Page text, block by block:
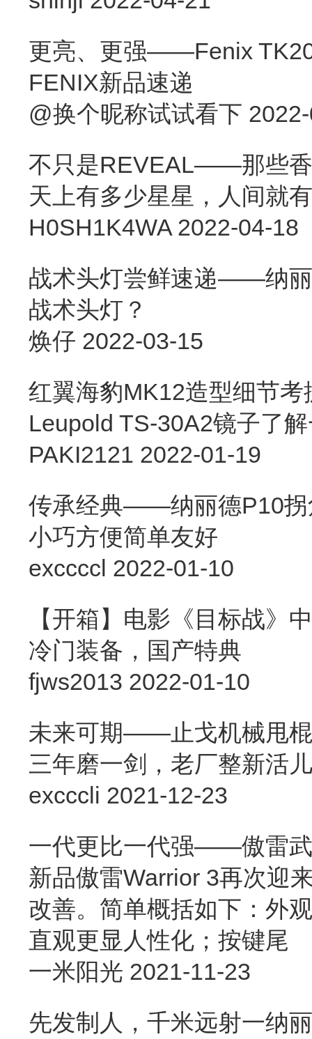
更亮、更强——Fenix
FENIX新品速递
@换个昵称试试看下
不只是REVEAL——那些香
天上有多少星星，人间就
H0SH1K4WA 2022-04-18
战术头灯尝鲜速递——纳
战术头灯？
焕仔 2022-03-15
红翼海豹MK12造型细节
Leupold TS-30A2镜子了
PAKI2121 2022-01-19
传承经典——纳丽德P10拐
小巧方便简单友好
exccccl 2022-01-10
【开箱】电影《目标战》
冷门装备，国产特典
fjws2013 2022-01-10
未来可期——止戈机械甩
三年磨一剑，老厂整新活儿
excccli 2021-12-23
一代更比一代强——傲雷
新品傲雷Warrior 3再次迎
改善。简单概括如下：外
直观更显人性化；按键尾
一米阳光 2021-11-23
先发制人，千米远射一纳